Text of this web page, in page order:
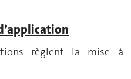
règlent la mise